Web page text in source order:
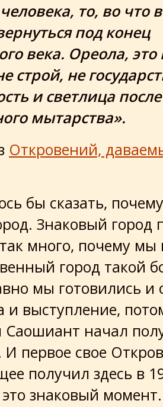
то, во что
под конец
века. Ореола, это
строй, не
и светлица после
мытарства».
Откровений,
бы сказать,
Знаковый город
много, почему мы
город такой
мы готовились и
и выступление,
Саошиант начал
первое свое
получил здесь в
знаковый момент.